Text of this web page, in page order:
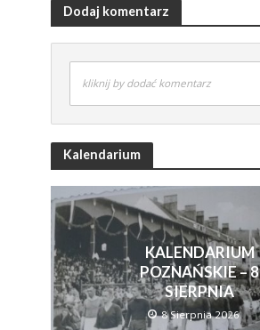
Dodaj komentarz
kliknij by dodać komentarz
Kalendarium
KALENDARIUM
POZNAŃSKIE – 8
SIERPNIA
8 Sierpnia 2026